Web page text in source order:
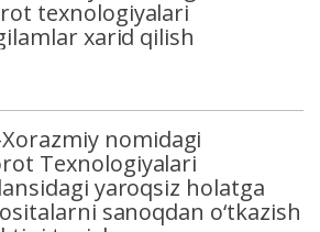
texnologiyalari
xarid qilish
nomidagi
Texnologiyalari
yaroqsiz holatga
sanoqdan o‘tkazish